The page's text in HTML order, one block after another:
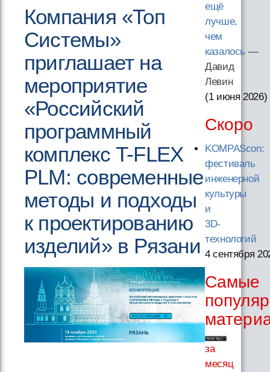
Компания «Топ
Системы»
приглашает на
мероприятие
«Российский
программный
комплекс T-FLEX
PLM: современные
методы и подходы
к проектированию
изделий» в Рязани
ещё
лучше,
чем
казалось —
Давид
Левин
(1 июня 2026)
Скоро
KOMPAScon:
фестиваль
инженерной
культуры
и
3D-
технологий
4 сентября
Самые
за
месяц